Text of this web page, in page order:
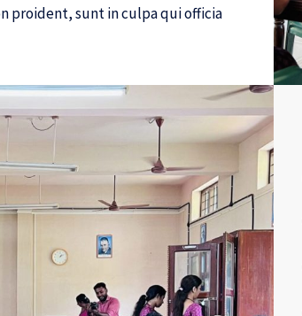
proident, sunt in culpa qui officia